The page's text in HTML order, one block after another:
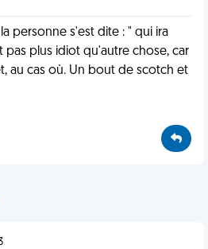
personne s'est dite : " qui ira
pas plus idiot qu'autre chose, car
au cas où. Un bout de scotch et